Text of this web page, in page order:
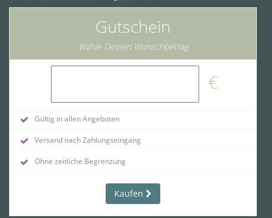
Gutschein
Wähle Deinen Wunschbetrag
€
Gültig in allen Angeboten
Versand nach Zahlungseingang
Ohne zeitliche Begrenzung
Kaufen